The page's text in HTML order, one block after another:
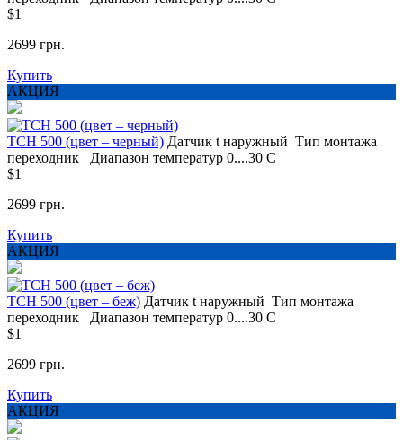
$1
2699 грн.
Купить
АКЦИЯ
TCH 500 (цвет – черный) Датчик t наружный Тип монтажа
переходник
Диапазон температур 0....30 С
$1
2699 грн.
Купить
АКЦИЯ
TCH 500 (цвет – беж) Датчик t наружный Тип монтажа
переходник
Диапазон температур 0....30 С
$1
2699 грн.
Купить
АКЦИЯ